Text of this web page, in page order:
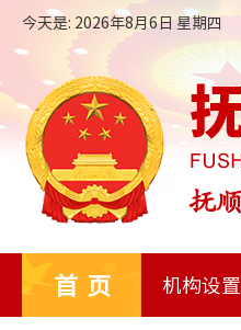
今天是: 2026年8月6日 星期四
首页 机构设置